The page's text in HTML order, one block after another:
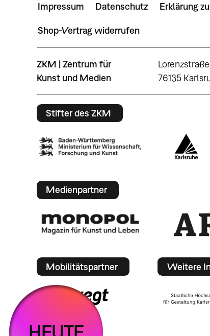
Impressum Datenschutz Erklärung
Shop-Vertrag widerrufen
ZKM | Zentrum für
Kunst und Medien
Lorenzstraße
76135
Stifter des ZKM
Medienpartner
Mobilitätspartner Weitere
HEUTE